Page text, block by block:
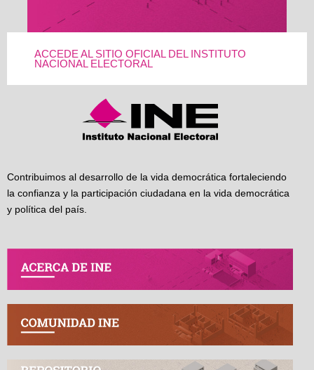
ACCEDE AL SITIO OFICIAL DEL INSTITUTO
NACIONAL ELECTORAL
Contribuimos al desarrollo de la vida democrática fortaleciendo
la confianza y la participación ciudadana en la vida democrática
y política del país.